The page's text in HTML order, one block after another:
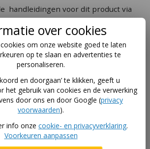
handleidingen voor dit product via
de juiste skelter als je hem eerst
Bijvoorbeeld doordat je zoon of
op rijdt. Kan je kind goed bij de
de stoel, hoever kun je die
werkt het als je zo'nskelter
de gocart hangt?
over cookies
om onze website goed te laten
op te slaan en advertenties te
personaliseren.
en doorgaan’ te klikken, geeft u
het gebruik van cookies en de verwerking
door ons en door Google (privacy
voorwaarden).
info onze cookie- en privacyverklaring.
Voorkeuren aanpassen